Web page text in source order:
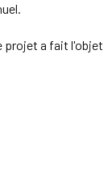
projet a fait l'objet